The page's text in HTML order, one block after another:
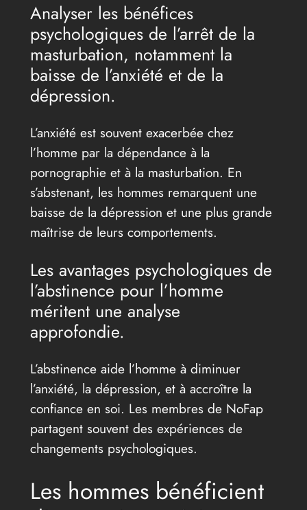
Analyser les bénéfices
psychologiques de l’arrêt de la
masturbation, notamment la
baisse de l’anxiété et de la
dépression.
L’anxiété est souvent exacerbée chez
l’homme par la dépendance à la
pornographie et à la masturbation. En
s’abstenant, les hommes remarquent une
baisse de la dépression et une plus grande
maîtrise de leurs comportements.
Les avantages psychologiques de
l’abstinence pour l’homme
méritent une analyse
approfondie.
L’abstinence aide l’homme à diminuer
l’anxiété, la dépression, et à accroître la
confiance en soi. Les membres de NoFap
partagent souvent des expériences de
changements psychologiques.
Les hommes bénéficient